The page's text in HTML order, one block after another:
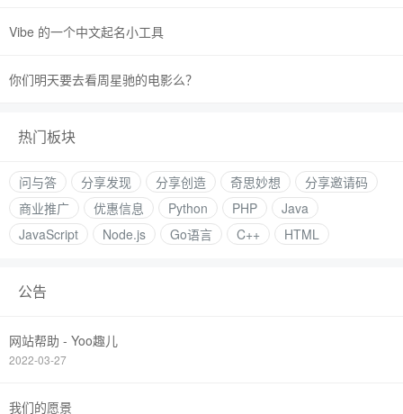
Vibe 的一个中文起名小工具
你们明天要去看周星驰的电影么？
热门板块
问与答 分享发现 分享创造 奇思妙想
分享邀请码
商业推广
优惠信息 Python PHP
Java
JavaScript
Node.js Go语言 C++ HTML
公告
网站帮助 - Yoo趣儿
2022-03-27
我们的愿景